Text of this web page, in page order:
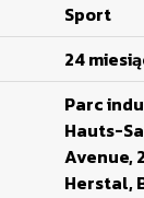
Sport
24
Parc
Hauts-
Avenue,
Herstal,